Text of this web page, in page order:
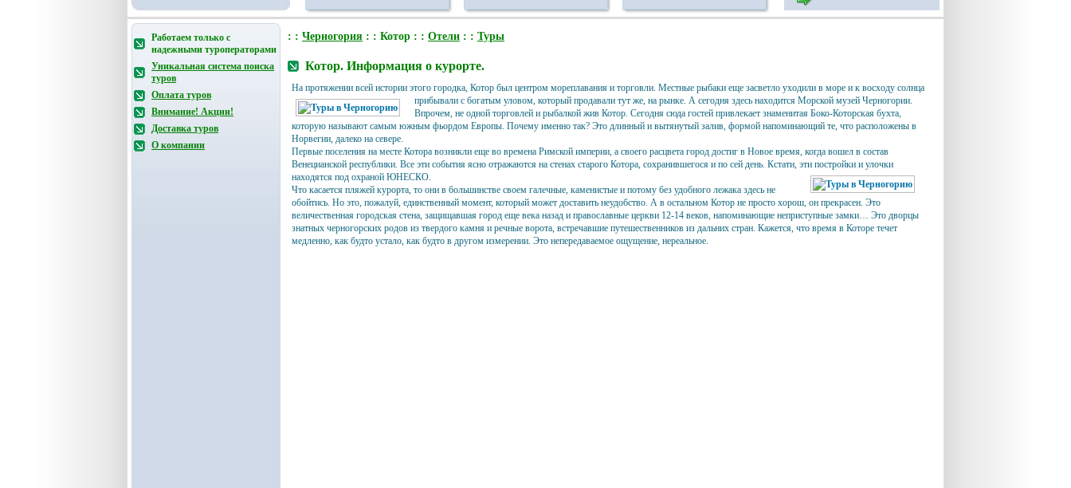
Работаем только с
надежными туроператорами
Уникальная система поиска
туров
Оплата туров
Внимание! Акции!
Доставка туров
О компании
: : Черногория : : Котор : : Отели : : Туры
Котор. Информация о курорте.
На протяжении всей истории этого городка, Котор был центром мореплавания и торговли. Местные рыбаки еще засветло уходили в море и к восходу солнца
прибывали с богатым уловом, который продавали тут же, на рынке. А сегодня здесь находится Морской музей Черногории.
Впрочем, не одной торговлей и рыбалкой жив Котор. Сегодня сюда гостей привлекает знаменитая Боко-Которская бухта,
которую называют самым южным фьордом Европы. Почему именно так? Это длинный и вытянутый залив, формой напоминающий те, что расположены в
Норвегии, далеко на севере.
Первые поселения на месте Котора возникли еще во времена Римской империи, а своего расцвета город достиг в Новое время, когда вошел в состав
Венецианской республики. Все эти события ясно отражаются на стенах старого Котора, сохранившегося и по сей день. Кстати, эти постройки и улочки
находятся под охраной ЮНЕСКО.
Что касается пляжей курорта, то они в большинстве своем галечные, каменистые и потому без удобного лежака здесь не
обойтись. Но это, пожалуй, единственный момент, который может доставить неудобство. А в остальном Котор не просто хорош, он прекрасен. Это
величественная городская стена, защищавшая город еще века назад и православные церкви 12-14 веков, напоминающие неприступные замки… Это дворцы
знатных черногорских родов из твердого камня и речные ворота, встречавшие путешественников из дальних стран. Кажется, что время в Которе течет
медленно, как будто устало, как будто в другом измерении. Это непередаваемое ощущение, нереальное.